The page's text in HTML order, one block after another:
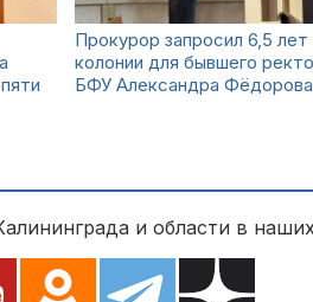
Прокурор запросил 6,5 лет
колонии для бывшего
БФУ Александра Фёдорова
и области в